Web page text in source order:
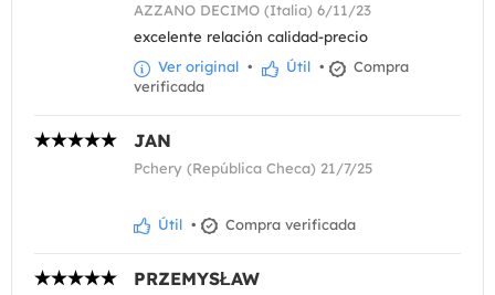
AZZANO DECIMO (Italia) 6/11/23
excelente relación calidad-precio
Ver original • Útil •
Compra
verificada
JAN
Pchery (República Checa) 21/7/25
Útil • Compra verificada
PRZEMYSŁAW